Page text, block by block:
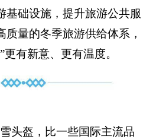
基础设施，提升旅游公共服
质量的冬季旅游供给体系，
有新意、更有温度。
头盔，比一些国际主流品